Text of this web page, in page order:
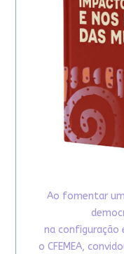
Ao fomentar
na configuração
o CFEMEA,